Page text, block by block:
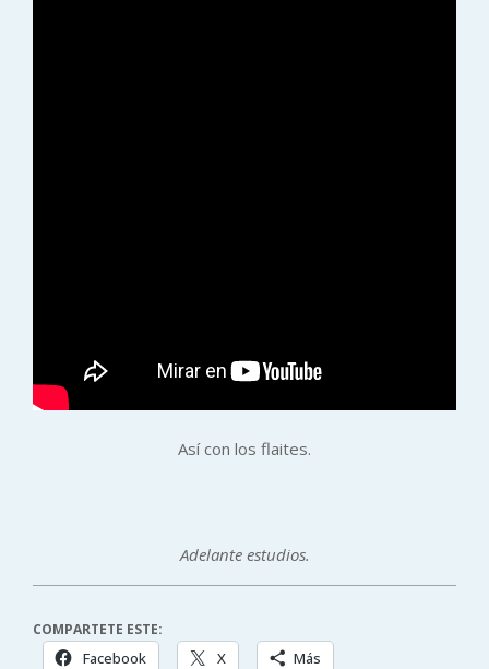
Así con los flaites.
Adelante estudios.
COMPARTETE ESTE:
Facebook X Más